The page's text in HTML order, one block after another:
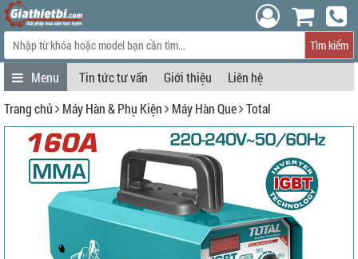
Tìm kiếm
Tin tức tư vấn Giới thiệu
Liên hệ
Trang chủ
Máy Hàn & Phụ Kiện Máy Hàn Que Total